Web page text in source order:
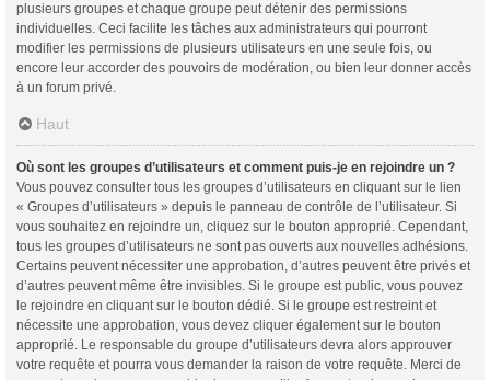
plusieurs groupes et chaque groupe peut détenir des permissions
individuelles. Ceci facilite les tâches aux administrateurs qui pourront
modifier les permissions de plusieurs utilisateurs en une seule fois, ou
encore leur accorder des pouvoirs de modération, ou bien leur donner accès
à un forum privé.
Haut
Où sont les groupes d’utilisateurs et comment puis-je en rejoindre un ?
Vous pouvez consulter tous les groupes d’utilisateurs en cliquant sur le lien
« Groupes d’utilisateurs » depuis le panneau de contrôle de l’utilisateur. Si
vous souhaitez en rejoindre un, cliquez sur le bouton approprié. Cependant,
tous les groupes d’utilisateurs ne sont pas ouverts aux nouvelles adhésions.
Certains peuvent nécessiter une approbation, d’autres peuvent être privés et
d’autres peuvent même être invisibles. Si le groupe est public, vous pouvez
le rejoindre en cliquant sur le bouton dédié. Si le groupe est restreint et
nécessite une approbation, vous devez cliquer également sur le bouton
approprié. Le responsable du groupe d’utilisateurs devra alors approuver
votre requête et pourra vous demander la raison de votre requête. Merci de